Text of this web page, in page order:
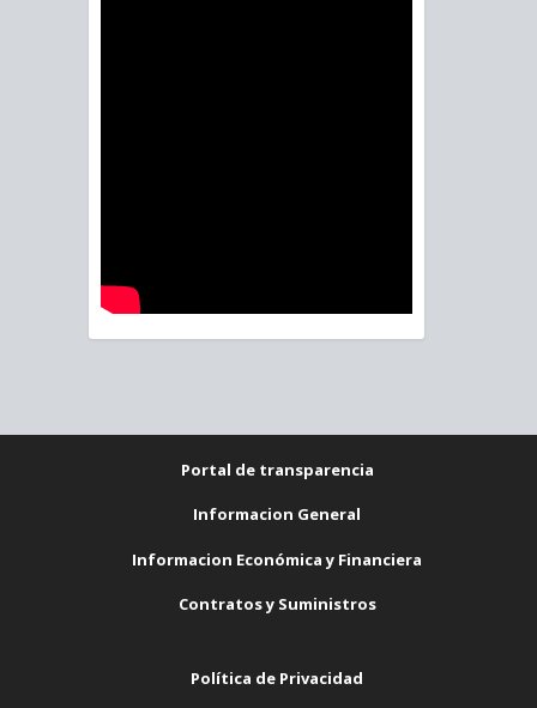
Portal de transparencia
Informacion General
Informacion Económica y Financiera
Contratos y Suministros
Política de Privacidad